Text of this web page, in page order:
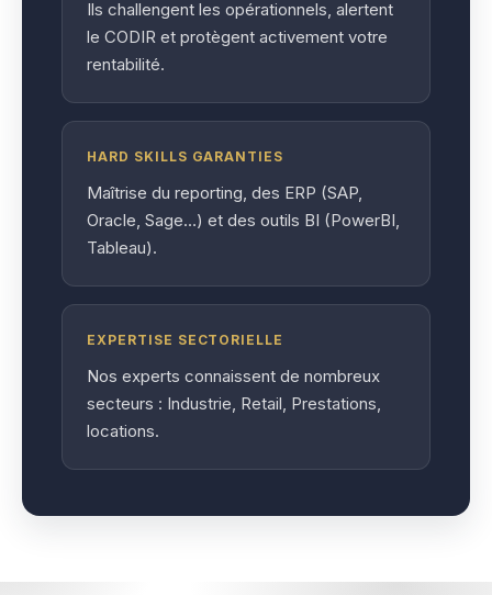
Ils challengent les opérationnels, alertent
le CODIR et protègent activement votre
rentabilité.
HARD SKILLS GARANTIES
Maîtrise du reporting, des ERP (SAP,
Oracle, Sage…) et des outils BI (PowerBI,
Tableau).
EXPERTISE SECTORIELLE
Nos experts connaissent de nombreux
secteurs : Industrie, Retail, Prestations,
locations.